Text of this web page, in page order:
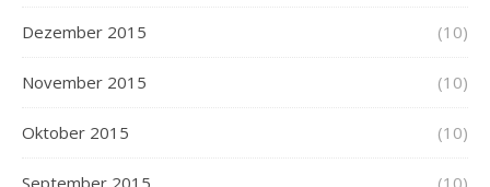
Dezember 2015 (10)
November 2015 (10)
Oktober 2015 (10)
September 2015 (10)